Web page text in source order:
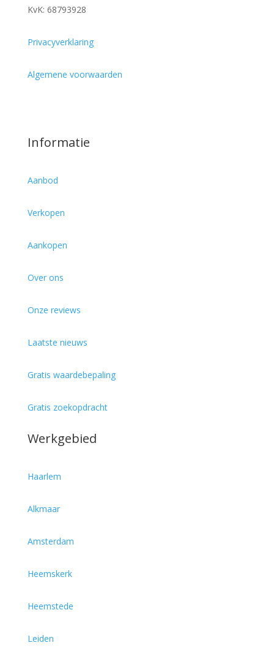
KvK: 68793928
Privacyverklaring
Algemene voorwaarden
Informatie
Aanbod
Verkopen
Aankopen
Over ons
Onze reviews
Laatste nieuws
Gratis waardebepaling
Gratis zoekopdracht
Werkgebied
Haarlem
Alkmaar
Amsterdam
Heemskerk
Heemstede
Leiden